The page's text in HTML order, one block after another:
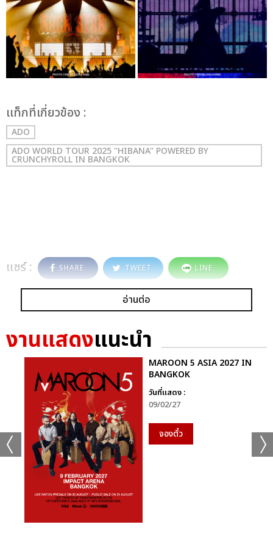
เเท็กที่เกี่ยวข้อง :
ADO
ADO WORLD TOUR 2025 ''HIBANA'' POWERED BY
CRUNCHYROLL IN BANGKOK
แชร์ : SHARE TWEET LINE
อ่านต่อ
งานแสดงแนะนำ
MAROON 5 ASIA 2027 IN
BANGKOK
วันที่แสดง :
09/02/27
จองตั๋ว